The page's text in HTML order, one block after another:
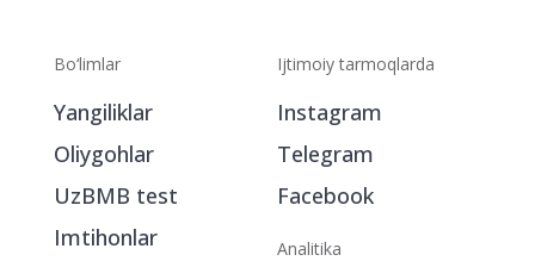
Bo‘limlar
Yangiliklar
Oliygohlar
UzBMB test
Imtihonlar
Ijtimoiy tarmoqlarda
Instagram
Telegram
Facebook
Analitika